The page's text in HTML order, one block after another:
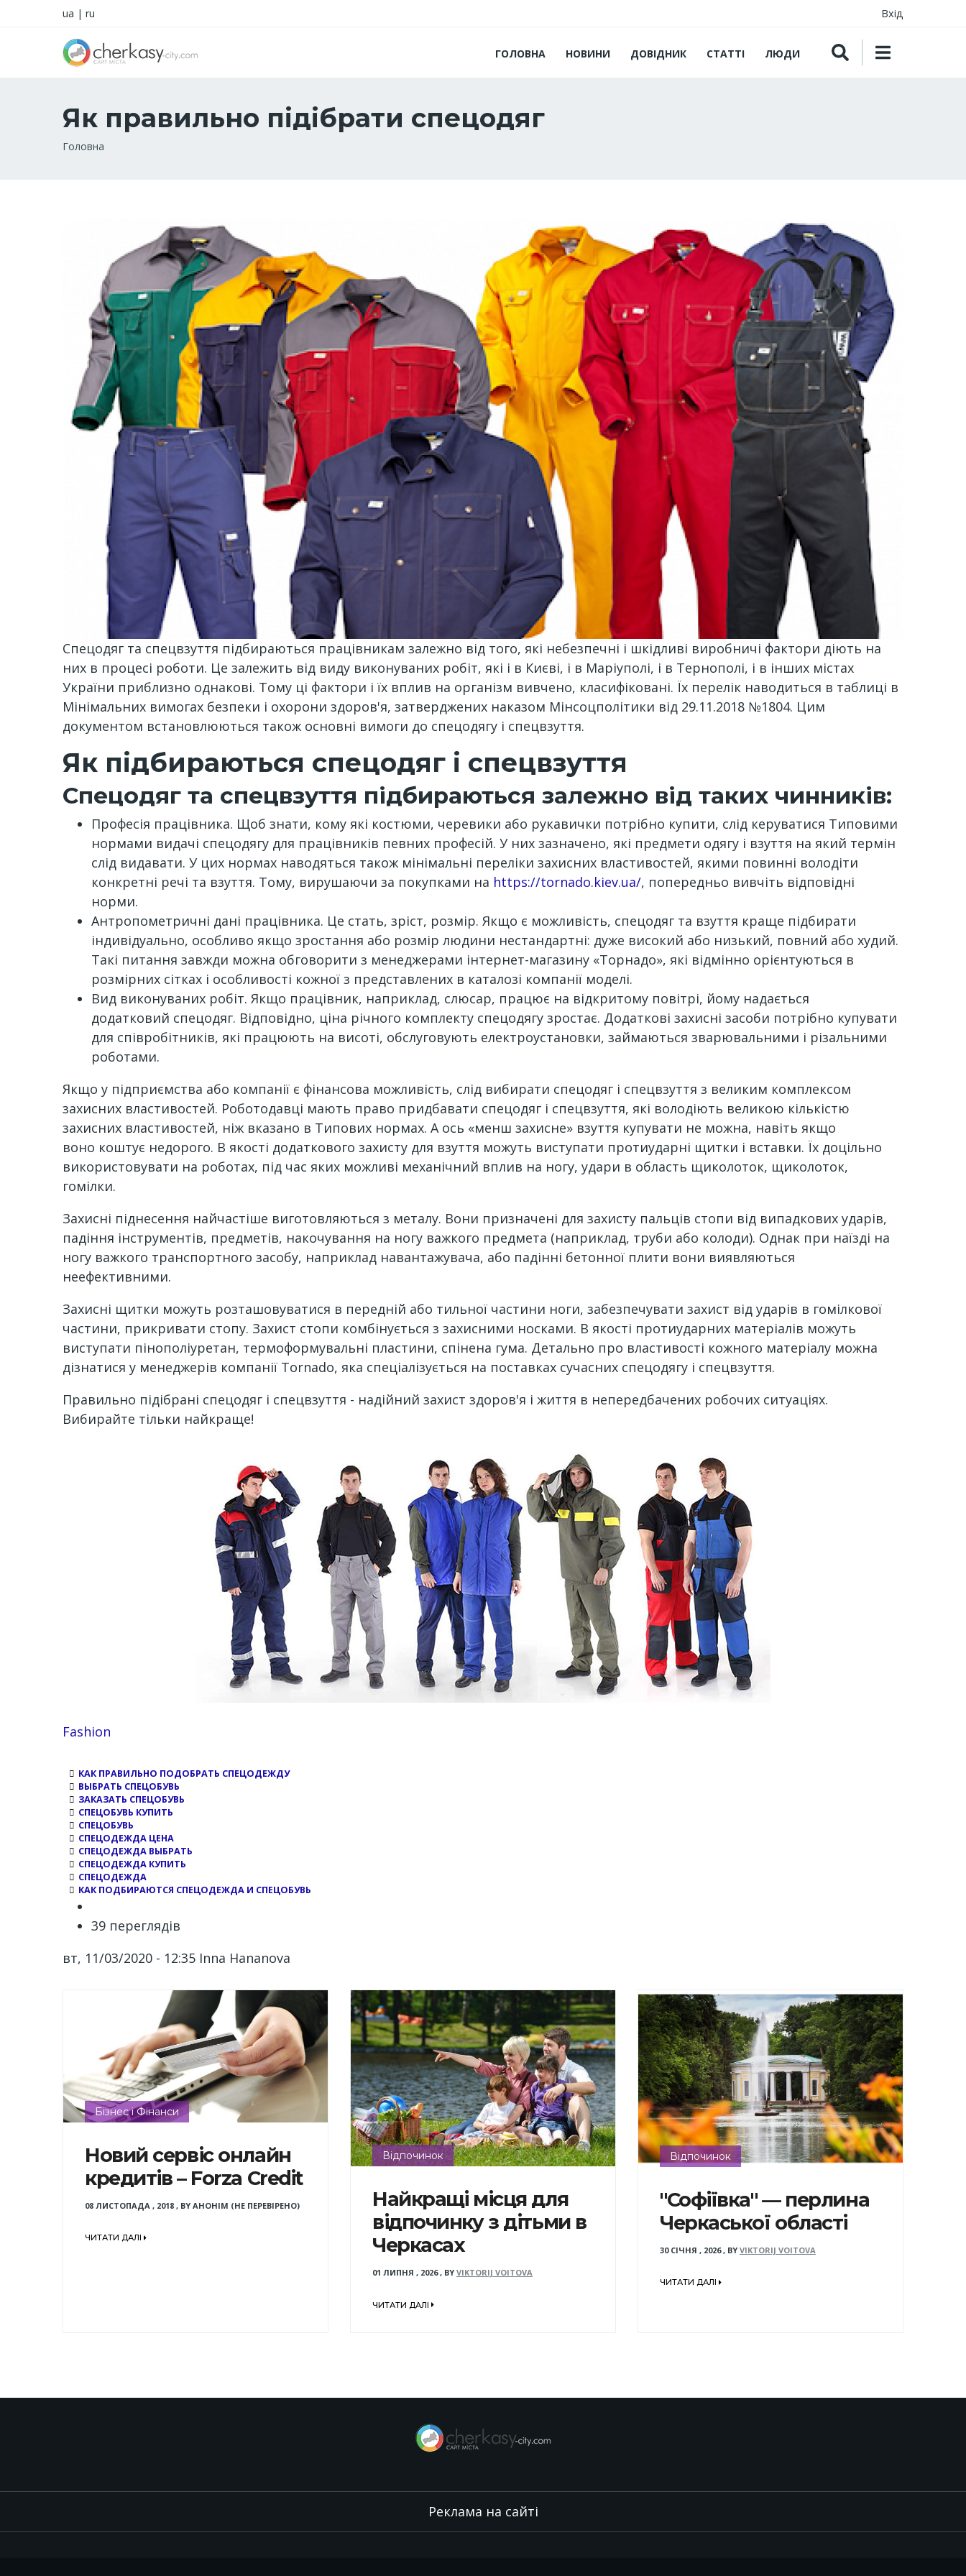
ua | ru Вхід
ГОЛОВНА НОВИНИ ДОВІДНИК СТАТТІ ЛЮДИ
Як правильно підібрати спецодяг
Рядок
Головна
Спецодяг та спецвзуття підбираються працівникам залежно від того, які небезпечні і шкідливі виробничі фактори діють на
них в процесі роботи. Це залежить від виду виконуваних робіт, які і в Києві, і в Маріуполі, і в Тернополі, і в інших містах
України приблизно однакові. Тому ці фактори і їх вплив на організм вивчено, класифіковані. Їх перелік наводиться в таблиці в
Мінімальних вимогах безпеки і охорони здоров'я, затверджених наказом Мінсоцполітики від 29.11.2018 №1804. Цим
документом встановлюються також основні вимоги до спецодягу і спецвзуття.
Як підбираються спецодяг і спецвзуття
Спецодяг та спецвзуття підбираються залежно від таких чинників:
Професія працівника. Щоб знати, кому які костюми, черевики або рукавички потрібно купити, слід керуватися Типовими
нормами видачі спецодягу для працівників певних професій. У них зазначено, які предмети одягу і взуття на який термін
слід видавати. У цих нормах наводяться також мінімальні переліки захисних властивостей, якими повинні володіти
конкретні речі та взуття. Тому, вирушаючи за покупками на https://tornado.kiev.ua/, попередньо вивчіть відповідні
норми.
Антропометричні дані працівника. Це стать, зріст, розмір. Якщо є можливість, спецодяг та взуття краще підбирати
індивідуально, особливо якщо зростання або розмір людини нестандартні: дуже високий або низький, повний або худий.
Такі питання завжди можна обговорити з менеджерами інтернет-магазину «Торнадо», які відмінно орієнтуються в
розмірних сітках і особливості кожної з представлених в каталозі компанії моделі.
Вид виконуваних робіт. Якщо працівник, наприклад, слюсар, працює на відкритому повітрі, йому надається
додатковий спецодяг. Відповідно, ціна річного комплекту спецодягу зростає. Додаткові захисні засоби потрібно купувати
для співробітників, які працюють на висоті, обслуговують електроустановки, займаються зварювальними і різальними
роботами.
Якщо у підприємства або компанії є фінансова можливість, слід вибирати спецодяг і спецвзуття з великим комплексом
захисних властивостей. Роботодавці мають право придбавати спецодяг і спецвзуття, які володіють великою кількістю
захисних властивостей, ніж вказано в Типових нормах. А ось «менш захисне» взуття купувати не можна, навіть якщо
воно коштує недорого. В якості додаткового захисту для взуття можуть виступати протиударні щитки і вставки. Їх доцільно
використовувати на роботах, під час яких можливі механічний вплив на ногу, удари в область щиколоток, щиколоток,
гомілки.
Захисні піднесення найчастіше виготовляються з металу. Вони призначені для захисту пальців стопи від випадкових ударів,
падіння інструментів, предметів, накочування на ногу важкого предмета (наприклад, труби або колоди). Однак при наїзді на
ногу важкого транспортного засобу, наприклад навантажувача, або падінні бетонної плити вони виявляються
неефективними.
Захисні щитки можуть розташовуватися в передній або тильної частини ноги, забезпечувати захист від ударів в гомілкової
частини, прикривати стопу. Захист стопи комбінується з захисними носками. В якості протиударних матеріалів можуть
виступати пінополіуретан, термоформувальні пластини, спінена гума. Детально про властивості кожного матеріалу можна
дізнатися у менеджерів компанії Tornado, яка спеціалізується на поставках сучасних спецодягу і спецвзуття.
Правильно підібрані спецодяг і спецвзуття - надійний захист здоров'я і життя в непередбачених робочих ситуаціях.
Вибирайте тільки найкраще!
Channel
Fashion
КАК ПРАВИЛЬНО ПОДОБРАТЬ СПЕЦОДЕЖДУ
ВЫБРАТЬ СПЕЦОБУВЬ
ЗАКАЗАТЬ СПЕЦОБУВЬ
СПЕЦОБУВЬ КУПИТЬ
СПЕЦОБУВЬ
СПЕЦОДЕЖДА ЦЕНА
СПЕЦОДЕЖДА ВЫБРАТЬ
СПЕЦОДЕЖДА КУПИТЬ
СПЕЦОДЕЖДА
КАК ПОДБИРАЮТСЯ СПЕЦОДЕЖДА И СПЕЦОБУВЬ
39 переглядів
вт, 11/03/2020 - 12:35 Inna Hananova
Бізнес і Фінанси
Новий сервіс онлайн
кредитів – Forza Credit
08 ЛИСТОПАДА , 2018 , BY АНОНІМ (НЕ ПЕРЕВІРЕНО)
ЧИТАТИ ДАЛІ
Відпочинок
Найкращі місця для
відпочинку з дітьми в
Черкасах
01 ЛИПНЯ , 2026, BY VIKTORIJ VOITOVA
ЧИТАТИ ДАЛІ
Відпочинок
"Софіївка" — перлина
Черкаської області
30 СІЧНЯ , 2026, BY VIKTORIJ VOITOVA
ЧИТАТИ ДАЛІ
Реклама на сайті